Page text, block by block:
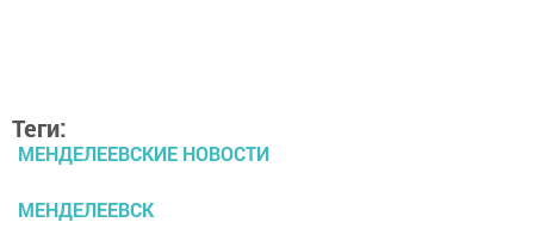
Теги:
МЕНДЕЛЕЕВСКИЕ НОВОСТИ
МЕНДЕЛЕЕВСК